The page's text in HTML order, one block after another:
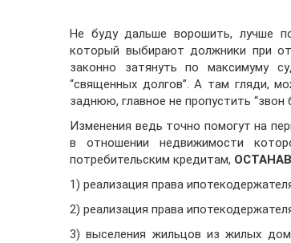
Не буду дальше ворошить, лучше
который выбирают должники при
законно затянуть по максимуму
“священных долгов”. А там гляди,
заднюю, главное не пропустить “звон
Изменения ведь точно помогут на
в отношении недвижимости
потребительским кредитам,
1) реализация права
2) реализация права
3) выселения жильцов из жилых